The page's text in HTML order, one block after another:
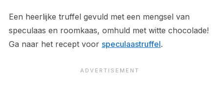
Een heerlijke truffel gevuld met een mengsel van
speculaas en roomkaas, omhuld met witte chocolade!
Ga naar het recept voor speculaastruffel.